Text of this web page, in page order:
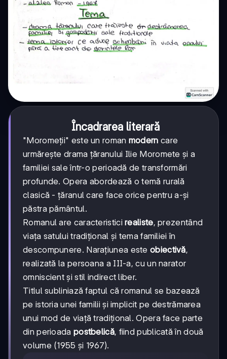
Încadrarea literară
"Moromeții" este un roman modern care
urmărește drama țăranului Ilie Moromete și a
familiei sale într-o perioadă de transformări
profunde. Opera abordează o temă rurală
clasică - țăranul care face orice pentru a-și
păstra pământul.
Romanul are caracteristicirealiste, prezentând
viața satului tradițional și tema familiei în
descompunere. Narațiunea esteobiectivă,
realizată la persoana a III-a, cu un narator
omniscient și stil indirect liber.
Titlul subliniază faptul că romanul se bazează
pe istoria unei familii și implicit pe destrămarea
unui mod de viață tradițional. Opera face parte
din perioada postbelică, fiind publicată în două
volume (1955 și 1967).